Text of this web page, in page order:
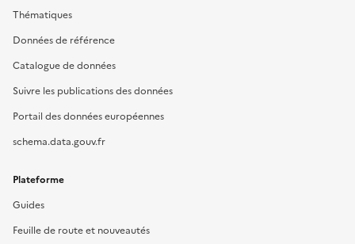
Thématiques
Données de référence
Catalogue de données
Suivre les publications des données
Portail des données européennes
schema.data.gouv.fr
Plateforme
Guides
Feuille de route et nouveautés